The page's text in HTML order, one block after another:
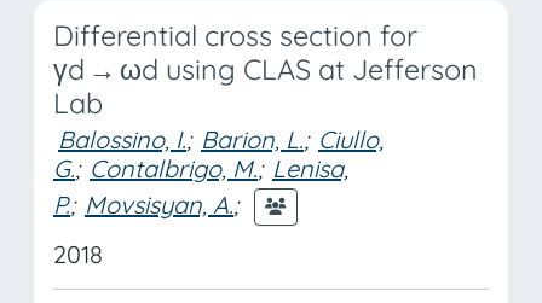
Differential cross section for
γd → ωd using CLAS at Jefferson
Lab
Balossino, I.; Barion, L.; Ciullo,
G.; Contalbrigo, M.; Lenisa,
P.; Movsisyan, A.;
2018